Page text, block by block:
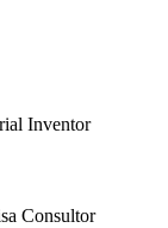
Inventor
Consultor